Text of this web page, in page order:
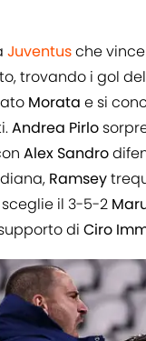
Juventusche
trovando i gol
Morata e si
Andrea Pirlo
Alex Sandro
Ramsey
sceglie il 3-5-2
di Ciro